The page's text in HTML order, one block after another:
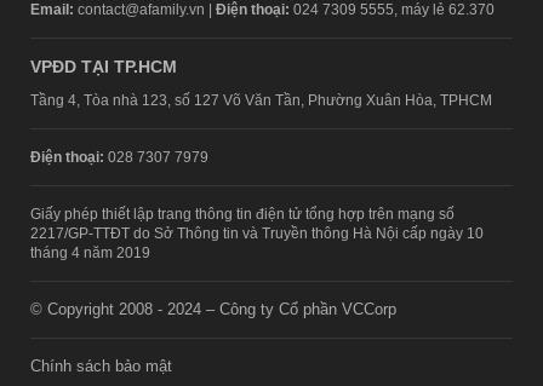
Email: contact@afamily.vn | Điện thoại: 024 7309 5555, máy lẻ 62.370
VPĐD TẠI TP.HCM
Tầng 4, Tòa nhà 123, số 127 Võ Văn Tần, Phường Xuân Hòa, TPHCM
Điện thoại: 028 7307 7979
Giấy phép thiết lập trang thông tin điện tử tổng hợp trên mạng số
2217/GP-TTĐT do Sở Thông tin và Truyền thông Hà Nội cấp ngày 10
tháng 4 năm 2019
© Copyright 2008 - 2024 – Công ty Cổ phần VCCorp
Chính sách bảo mật